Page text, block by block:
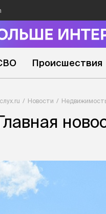
Происшествия
Новости